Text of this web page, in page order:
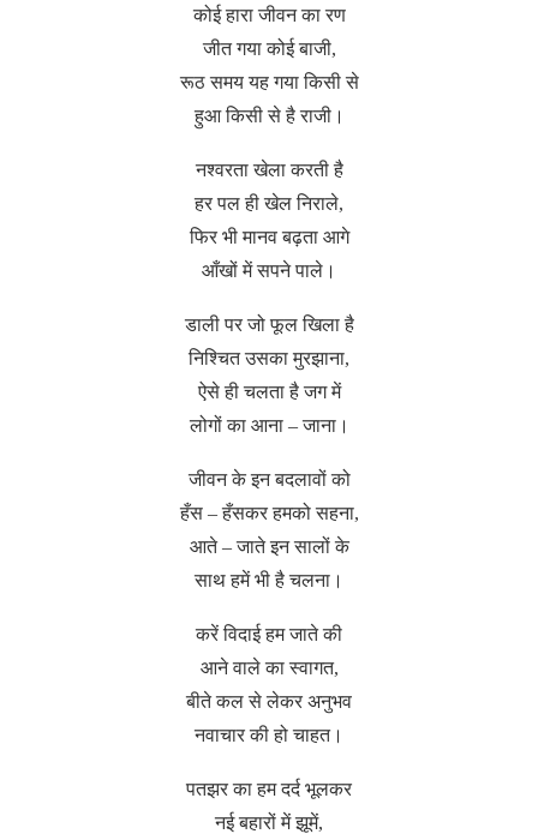
कोई हारा जीवन का रण
जीत गया कोई बाजी,
रूठ समय यह गया किसी से
हुआ किसी से है राजी।
नश्वरता खेला करती है
हर पल ही खेल निराले,
फिर भी मानव बढ़ता आगे
आँखों में सपने पाले।
डाली पर जो फूल खिला है
निश्चित उसका मुरझाना,
ऐसे ही चलता है जग में
लोगों का आना – जाना।
जीवन के इन बदलावों को
हँस – हँसकर हमको सहना,
आते – जाते इन सालों के
साथ हमें भी है चलना।
करें विदाई हम जाते की
आने वाले का स्वागत,
बीते कल से लेकर अनुभव
नवाचार की हो चाहत।
पतझर का हम दर्द भूलकर
नई बहारों में झूमें,